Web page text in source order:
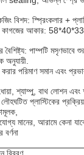
বিশদ: স্প্রিংকলার +
আকার:
বৈশিষ্ট্য: পাম্পটি
অনুযায়ী.
পরিমাণ সমান এবং
শ্যাম্পু, বাথ লোশন এবং
প্লাস্টিকের
মানের, আরামে কেনা
বর্ণনা